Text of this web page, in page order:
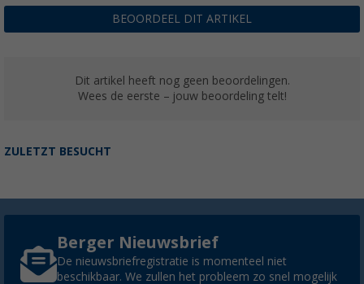
BEOORDEEL DIT ARTIKEL
Dit artikel heeft nog geen beoordelingen.
Wees de eerste – jouw beoordeling telt!
ZULETZT BESUCHT
Berger Nieuwsbrief
De nieuwsbriefregistratie is momenteel niet
beschikbaar. We zullen het probleem zo snel mogelijk